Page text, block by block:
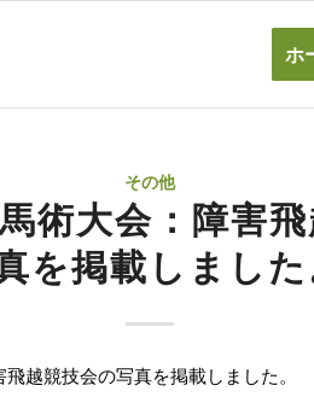
ホ
その他
術大会：障害
を掲載しました
越競技会の写真を掲載しました。